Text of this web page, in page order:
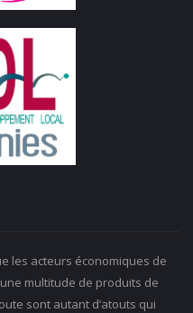
les acteurs économiques de
multitude de produits de
sont autant d’atouts qui